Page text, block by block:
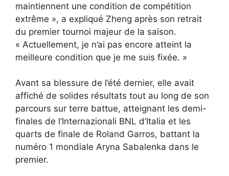
maintiennent une condition de compétition
extrême », a expliqué Zheng après son retrait
du premier tournoi majeur de la saison.
« Actuellement, je n’ai pas encore atteint la
meilleure condition que je me suis fixée. »
Avant sa blessure de l’été dernier, elle avait
affiché de solides résultats tout au long de son
parcours sur terre battue, atteignant les demi-
finales de l’Internazionali BNL d’Italia et les
quarts de finale de Roland Garros, battant la
numéro 1 mondiale Aryna Sabalenka dans le
premier.